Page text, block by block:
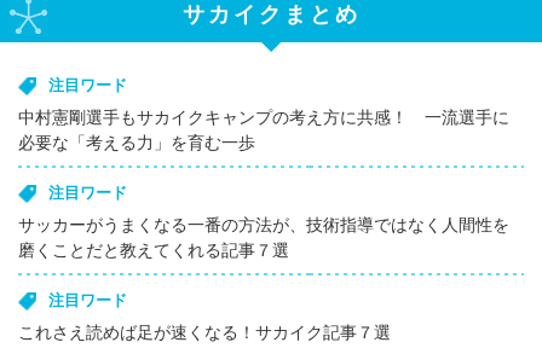
サカイクまとめ
注目ワード
中村憲剛選手もサカイクキャンプの考え方に共感！ 一流選手に
必要な「考える力」を育む一歩
注目ワード
サッカーがうまくなる一番の方法が、技術指導ではなく人間性を
磨くことだと教えてくれる記事７選
注目ワード
これさえ読めば足が速くなる！サカイク記事７選